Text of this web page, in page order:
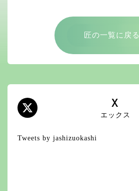
匠の一覧に戻る
X
エックス
Tweets by jashizuokashi